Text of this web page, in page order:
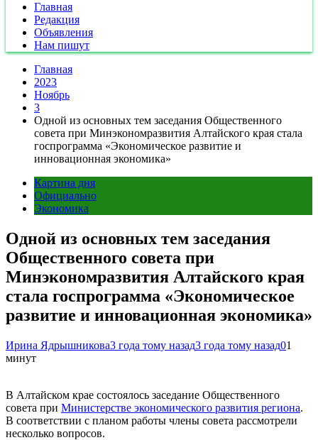
Главная
Редакция
Объявления
Нам пишут
Главная
2023
Ноябрь
3
Одной из основных тем заседания Общественного
совета при Минэкономразвития Алтайского края стала
госпрограмма «Экономическое развитие и
инновационная экономика»
Картина дня
Официально
Экономика
Одной из основных тем заседания
Общественного совета при
Минэкономразвития Алтайского края
стала госпрограмма «Экономическое
развитие и инновационная экономика»
Ирина Ядрышникова3 года тому назад3 года тому назад01
минут
В Алтайском крае состоялось заседание Общественного
совета при Министерстве экономического развития региона.
В соответствии с планом работы члены совета рассмотрели
несколько вопросов.